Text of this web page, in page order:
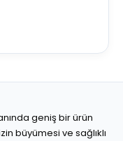
geniş bir ürün
büyümesi ve sağlıklı